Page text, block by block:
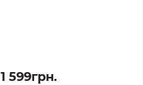
1 599грн.